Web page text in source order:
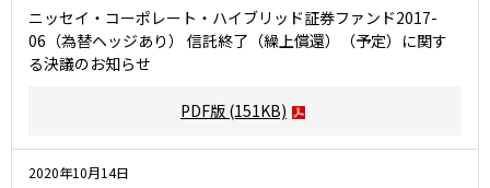
ニッセイ・コーポレート・ハイブリッド証券ファンド2017-
06（為替ヘッジあり） 信託終了（繰上償還）（予定）に関す
る決議のお知らせ
PDF版 (151KB)
2020年10月14日